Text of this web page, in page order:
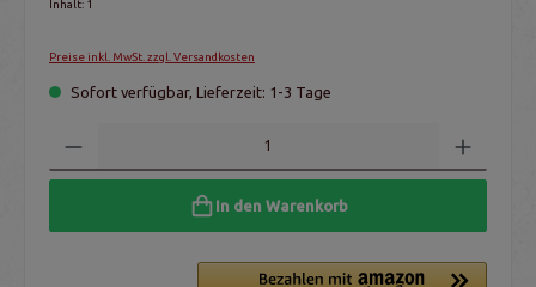
Inhalt: 1
Preise inkl. MwSt. zzgl. Versandkosten
Sofort verfügbar, Lieferzeit: 1-3 Tage
In den Warenkorb